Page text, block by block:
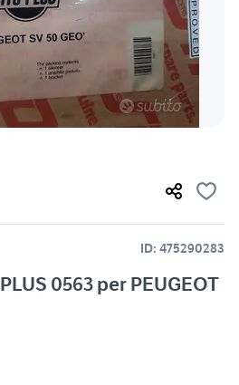
ID: 475290283
0563 per PEUGEOT